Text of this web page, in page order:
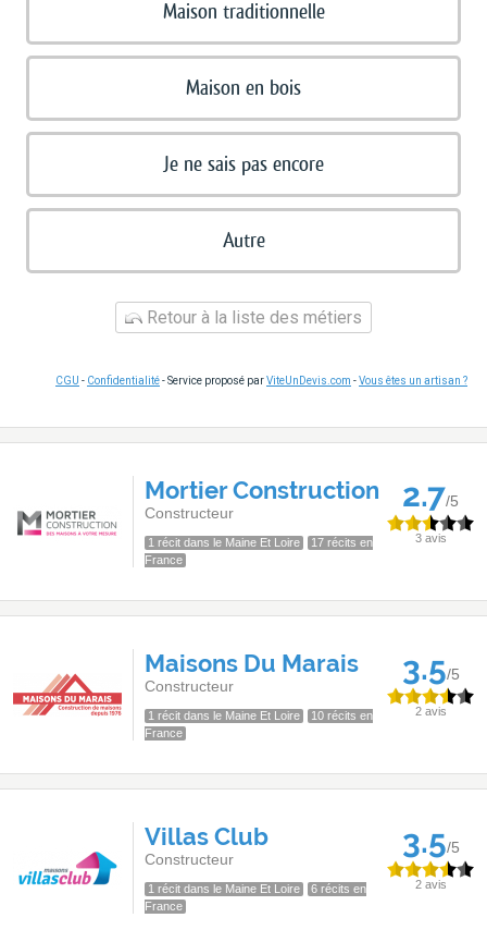
Maison traditionnelle
Maison en bois
Je ne sais pas encore
Autre
Retour à la liste des métiers
CGU - Confidentialité- Service proposé parViteUnDevis.com -Vous êtes un artisan ?
Mortier Construction
Constructeur
1 récit dans le Maine Et Loire
17 récits en
France
2.7/5
3 avis
Maisons Du Marais
Constructeur
1 récit dans le Maine Et Loire
10 récits en
France
3.5/5
2 avis
Villas Club
Constructeur
1 récit dans le Maine Et Loire
6 récits en
France
3.5/5
2 avis